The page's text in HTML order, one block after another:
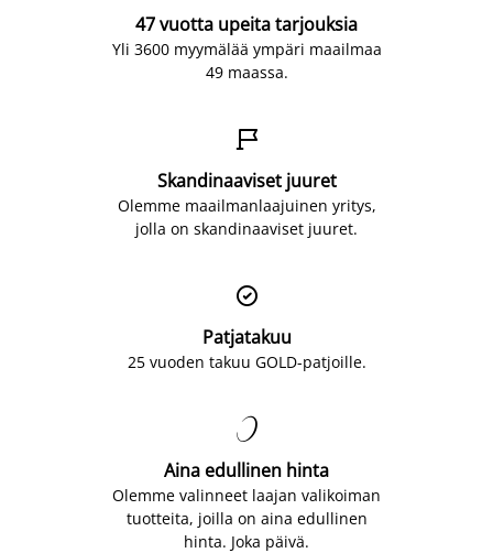
47 vuotta upeita tarjouksia
Yli 3600 myymälää ympäri maailmaa
49 maassa.

Skandinaaviset juuret
Olemme maailmanlaajuinen yritys,
jolla on skandinaaviset juuret.

Patjatakuu
25 vuoden takuu GOLD-patjoille.

Aina edullinen hinta
Olemme valinneet laajan valikoiman
tuotteita, joilla on aina edullinen
hinta. Joka päivä.